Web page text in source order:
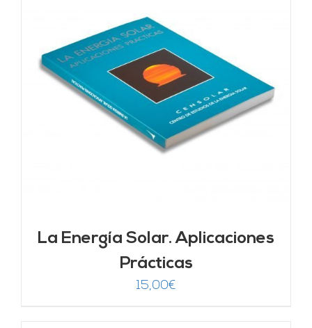
La Energía Solar. Aplicaciones
Prácticas
15,00€